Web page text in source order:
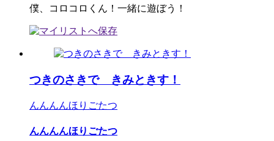
僕、コロコロくん！一緒に遊ぼう！
つきのさきで きみときす！
んんんんほりごたつ
んんんんほりごたつ